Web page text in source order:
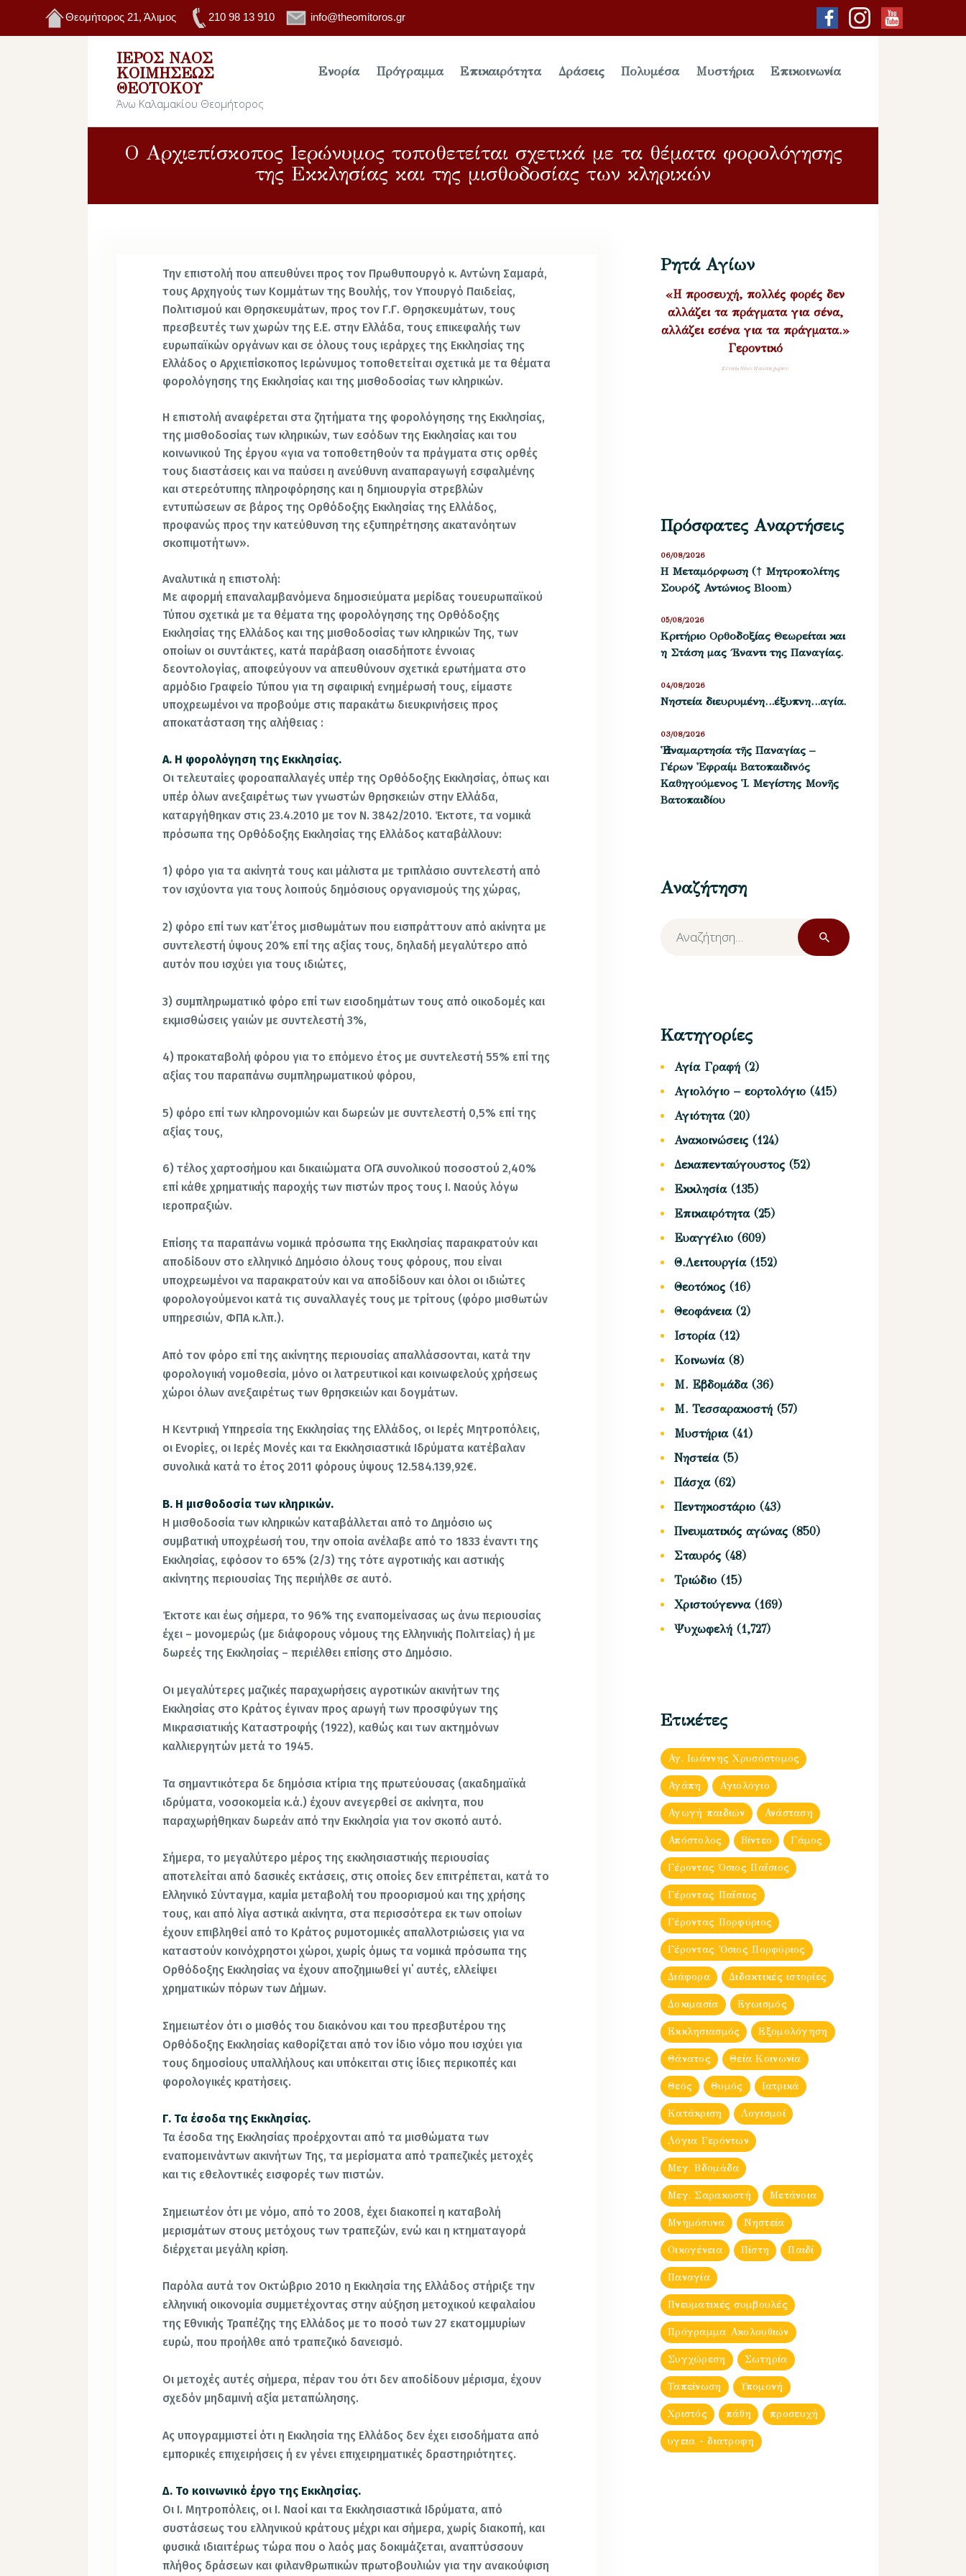
Θεομήτορος 21, Άλιμος 210 98 13 910 info@theomitoros.gr
ΙΕΡΌΣ ΝΑΌΣ
ΚΟΙΜΉΣΕΩΣ
ΘΕΟΤΌΚΟΥ
Άνω Καλαμακίου Θεομήτορος
Ενορία Πρόγραμμα Επικαιρότητα Δράσεις Πολυμέσα Μυστήρια Επικοινωνία
Ο Αρχιεπίσκοπος Ιερώνυμος τοποθετείται σχετικά με τα θέματα φορολόγησης
της Εκκλησίας και της μισθοδοσίας των κληρικών
Την επιστολή που απευθύνει προς τον Πρωθυπουργό κ. Αντώνη Σαμαρά,
τους Αρχηγούς των Κομμάτων της Βουλής, τον Υπουργό Παιδείας,
Πολιτισμού και Θρησκευμάτων, προς τον Γ.Γ. Θρησκευμάτων, τους
πρεσβευτές των χωρών της Ε.Ε. στην Ελλάδα, τους επικεφαλής των
ευρωπαϊκών οργάνων και σε όλους τους ιεράρχες της Εκκλησίας της
Ελλάδος ο Αρχιεπίσκοπος Ιερώνυμος τοποθετείται σχετικά με τα θέματα
φορολόγησηςτης Εκκλησίας και της μισθοδοσίας των κληρικών.
Η επιστολή αναφέρεται στα ζητήματα της φορολόγησης της Εκκλησίας,
της μισθοδοσίας των κληρικών, των εσόδων της Εκκλησίας και του
κοινωνικού Της έργου «για να τοποθετηθούν τα πράγματα στις ορθές
τους διαστάσεις και να παύσει η ανεύθυνη αναπαραγωγή εσφαλμένης
και στερεότυπης πληροφόρησης και η δημιουργία στρεβλών
εντυπώσεων σε βάρος της Ορθόδοξης Εκκλησίας της Ελλάδος,
προφανώς προς την κατεύθυνση της εξυπηρέτησης ακατανόητων
σκοπιμοτήτων».
Αναλυτικά η επιστολή:
Με αφορμή επαναλαμβανόμενα δημοσιεύματα μερίδας τουευρωπαϊκού
Τύπου σχετικά με τα θέματα της φορολόγησης της Ορθόδοξης
Εκκλησίας της Ελλάδος και της μισθοδοσίας των κληρικών Της, των
οποίων οι συντάκτες, κατά παράβαση οιασδήποτε έννοιας
δεοντολογίας, αποφεύγουν να απευθύνουν σχετικά ερωτήματα στο
αρμόδιο Γραφείο Τύπου για τη σφαιρική ενημέρωσή τους, είμαστε
υποχρεωμένοι να προβούμε στις παρακάτω διευκρινήσεις προς
αποκατάσταση της αλήθειας :
Α. Η φορολόγηση της Εκκλησίας.
Οι τελευταίες φοροαπαλλαγές υπέρ της Ορθόδοξης Εκκλησίας, όπως και
υπέρ όλων ανεξαιρέτως των γνωστών θρησκειών στην Ελλάδα,
καταργήθηκαν στις 23.4.2010 με τον Ν. 3842/2010. Έκτοτε, τα νομικά
πρόσωπα της Ορθόδοξης Εκκλησίας της Ελλάδος καταβάλλουν:
1) φόρο για τα ακίνητά τους και μάλιστα με τριπλάσιο συντελεστή από
τον ισχύοντα για τους λοιπούς δημόσιους οργανισμούς της χώρας,
2) φόρο επί των κατ΄έτος μισθωμάτων που εισπράττουν από ακίνητα με
συντελεστή ύψους 20% επί της αξίας τους, δηλαδή μεγαλύτερο από
αυτόν που ισχύει για τους ιδιώτες,
3) συμπληρωματικό φόρο επί των εισοδημάτων τους από οικοδομές και
εκμισθώσεις γαιών με συντελεστή 3%,
4) προκαταβολή φόρου για το επόμενο έτος με συντελεστή 55% επί της
αξίας του παραπάνω συμπληρωματικού φόρου,
5) φόρο επί των κληρονομιών και δωρεών με συντελεστή 0,5% επί της
αξίας τους,
6) τέλος χαρτοσήμου και δικαιώματα ΟΓΑ συνολικού ποσοστού 2,40%
επί κάθε χρηματικής παροχής των πιστών προς τους Ι. Ναούς λόγω
ιεροπραξιών.
Επίσης τα παραπάνω νομικά πρόσωπα της Εκκλησίας παρακρατούν και
αποδίδουν στο ελληνικό Δημόσιο όλους τους φόρους, που είναι
υποχρεωμένοι να παρακρατούν και να αποδίδουν και όλοι οι ιδιώτες
φορολογούμενοι κατά τις συναλλαγές τους με τρίτους (φόρο μισθωτών
υπηρεσιών, ΦΠΑ κ.λπ.).
Από τον φόρο επί της ακίνητης περιουσίας απαλλάσσονται, κατά την
φορολογική νομοθεσία, μόνο οι λατρευτικοί και κοινωφελούς χρήσεως
χώροι όλων ανεξαιρέτως των θρησκειών και δογμάτων.
Η Κεντρική Υπηρεσία της Εκκλησίας της Ελλάδος, οι Ιερές Μητροπόλεις,
οι Ενορίες, οι Ιερές Μονές και τα Εκκλησιαστικά Ιδρύματα κατέβαλαν
συνολικά κατά το έτος 2011 φόρους ύψους 12.584.139,92€.
Β. Η μισθοδοσία των κληρικών.
Η μισθοδοσία των κληρικών καταβάλλεται από το Δημόσιο ως
συμβατική υποχρέωσή του, την οποία ανέλαβε από το 1833 έναντι της
Εκκλησίας, εφόσον το 65% (2/3) της τότε αγροτικής και αστικής
ακίνητης περιουσίας Της περιήλθε σε αυτό.
Έκτοτε και έως σήμερα, το 96% της εναπομείνασας ως άνω περιουσίας
έχει – μονομερώς (με διάφορους νόμους της Ελληνικής Πολιτείας) ή με
δωρεές της Εκκλησίας – περιέλθει επίσης στο Δημόσιο.
Οι μεγαλύτερες μαζικές παραχωρήσεις αγροτικών ακινήτων της
Εκκλησίας στο Κράτος έγιναν προς αρωγή των προσφύγων της
Μικρασιατικής Καταστροφής (1922), καθώς και των ακτημόνων
καλλιεργητών μετά το 1945.
Τα σημαντικότερα δε δημόσια κτίρια της πρωτεύουσας (ακαδημαϊκά
ιδρύματα, νοσοκομεία κ.ά.) έχουν ανεγερθεί σε ακίνητα, που
παραχωρήθηκαν δωρεάν από την Εκκλησία για τον σκοπό αυτό.
Σήμερα, το μεγαλύτερο μέρος της εκκλησιαστικής περιουσίας
αποτελείται από δασικές εκτάσεις, στις οποίες δεν επιτρέπεται, κατά το
Ελληνικό Σύνταγμα, καμία μεταβολή του προορισμού και της χρήσης
τους, και από λίγα αστικά ακίνητα, στα περισσότερα εκ των οποίων
έχουν επιβληθεί από το Κράτος ρυμοτομικές απαλλοτριώσεις για να
καταστούν κοινόχρηστοι χώροι, χωρίς όμως τα νομικά πρόσωπα της
Ορθόδοξης Εκκλησίας να έχουν αποζημιωθεί γι΄ αυτές, ελλείψει
χρηματικών πόρων των Δήμων.
Σημειωτέον ότι ο μισθός του διακόνου και του πρεσβυτέρου της
Ορθόδοξης Εκκλησίας καθορίζεται από τον ίδιο νόμο που ισχύει για
τους δημοσίους υπαλλήλους και υπόκειται στις ίδιες περικοπές και
φορολογικές κρατήσεις.
Γ. Τα έσοδα της Εκκλησίας.
Τα έσοδα της Εκκλησίας προέρχονται από τα μισθώματα των
εναπομεινάντων ακινήτων Της, τα μερίσματα από τραπεζικές μετοχές
και τις εθελοντικές εισφορές των πιστών.
Σημειωτέον ότι με νόμο, από το 2008, έχει διακοπεί η καταβολή
μερισμάτων στους μετόχους των τραπεζών, ενώ και η κτηματαγορά
διέρχεται μεγάλη κρίση.
Παρόλα αυτά τον Οκτώβριο 2010 η Εκκλησία της Ελλάδος στήριξε την
ελληνική οικονομία συμμετέχοντας στην αύξηση μετοχικού κεφαλαίου
της Εθνικής Τραπέζης της Ελλάδος με το ποσό των 27 εκατομμυρίων
ευρώ, που προήλθε από τραπεζικό δανεισμό.
Οι μετοχές αυτές σήμερα, πέραν του ότι δεν αποδίδουν μέρισμα, έχουν
σχεδόν μηδαμινή αξία μεταπώλησης.
Ας υπογραμμιστεί ότι η Εκκλησία της Ελλάδος δεν έχει εισοδήματα από
εμπορικές επιχειρήσεις ή εν γένει επιχειρηματικές δραστηριότητες.
Δ. Το κοινωνικό έργο της Εκκλησίας.
Οι Ι. Μητροπόλεις, οι Ι. Ναοί και τα Εκκλησιαστικά Ιδρύματα, από
συστάσεως του ελληνικού κράτους μέχρι και σήμερα, χωρίς διακοπή, και
φυσικά ιδιαιτέρως τώρα που ο λαός μας δοκιμάζεται, αναπτύσσουν
πλήθος δράσεων και φιλανθρωπικών πρωτοβουλιών για την ανακούφιση
Ρητά Αγίων
«Η προσευχή, πολλές φορές δεν
αλλάζει τα πράγματα για σένα,
αλλάζει εσένα για τα πράγματα.»
Γεροντικό
Σύναξη Νέων Παλαιοχωρίου
Πρόσφατες Αναρτήσεις
Η Μεταμόρφωση († Μητροπολίτης
Σουρόζ Αντώνιος Bloom)
06/08/2026
Kριτήριο Oρθοδοξίας Θεωρείται και
η Στάση μας ΄Εναντι της Παναγίας.
05/08/2026
Νηστεία διευρυμένη…έξυπνη…αγία.
04/08/2026
Ἡ ἀναμαρτησία τῆς Παναγίας –
Γέρων Ἐφραίμ Βατοπαιδινός
Καθηγούμενος Ἱ. Μεγίστης Μονῆς
Βατοπαιδίου
03/08/2026
Αναζήτηση
Αναζήτηση
για:
Κατηγορίες
Αγία Γραφή (2)
Αγιολόγιο – εορτολόγιο (415)
Αγιότητα(20)
Ανακοινώσεις (124)
Δεκαπενταύγουστος (52)
Εκκλησία(135)
Επικαιρότητα(25)
Ευαγγέλιο (609)
Θ.Λειτουργία(152)
Θεοτόκος (16)
Θεοφάνεια(2)
Ιστορία(12)
Κοινωνία(8)
Μ. Εβδομάδα(36)
Μ. Τεσσαρακοστή (57)
Μυστήρια(41)
Νηστεία(5)
Πάσχα(62)
Πεντηκοστάριο (43)
Πνευματικός αγώνας (850)
Σταυρός (48)
Τριώδιο (15)
Χριστούγεννα(169)
Ψυχωφελή (1,727)
Ετικέτες
Αγ. Ιωάννης Χρυσόστομος
Αγάπη Αγιολόγιο
Αγωγή παιδιών Ανάσταση
Απόστολος Βίντεο Γάμος
Γέροντας Όσιος Παΐσιος
Γέροντας Παΐσιος
Γέροντας Πορφύριος
Γέροντας Ὀσιος Πορφύριος
Διάφορα Διδακτικές ιστορίες
Δοκιμασία Εγωισμός
Εκκλησιασμός Εξομολόγηση
Θάνατος Θεία Κοινωνία
Θεός Θυμός Ιατρικά
Κατάκριση Λογισμοί
Λόγια Γερόντων
Μεγ. Βδομἀδα
Μεγ. Σαρακοστή Μετάνοια
Μνημόσυνα Νηστεία
Οικογένεια Πίστη Παιδί
Παναγία
Πνευματικές συμβουλές
Πρόγραμμα Ακολουθιών
Συγχώρεση Σωτηρία
Ταπείνωση Υπομονή
Χριστός πάθη προσευχή
υγεια - διατροφη